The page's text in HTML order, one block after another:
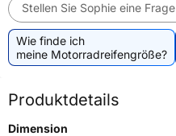
Stellen Sie Sophie eine Frage
Wie finde ich
meine Motorradreifengröße?
Produktdetails
Dimension